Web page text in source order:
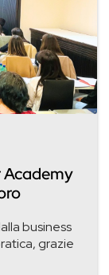
Academy
business
grazie